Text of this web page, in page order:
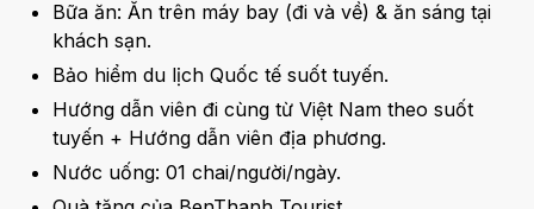
Bữa ăn: Ăn trên máy bay (đi và về) & ăn sáng tại
khách sạn.
Bảo hiểm du lịch Quốc tế suốt tuyến.
Hướng dẫn viên đi cùng từ Việt Nam theo suốt
tuyến + Hướng dẫn viên địa phương.
Nước uống: 01 chai/người/ngày.